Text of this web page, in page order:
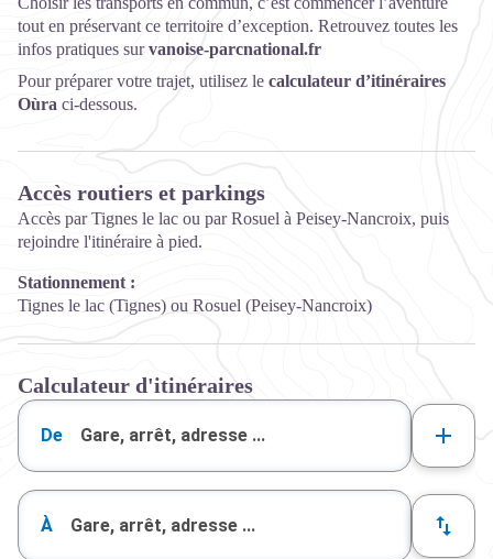
tout en préservant ce territoire d’exception. Retrouvez toutes les
infos pratiques survanoise-parcnational.fr
Pour préparer votre trajet, utilisez le calculateur d’itinéraires
Oùra ci-dessous.
Accès routiers et parkings
Accès par Tignes le lac ou par Rosuel à Peisey-Nancroix, puis
rejoindre l'itinéraire à pied.
Stationnement :
Tignes le lac (Tignes) ou Rosuel (Peisey-Nancroix)
Calculateur d'itinéraires
De
À